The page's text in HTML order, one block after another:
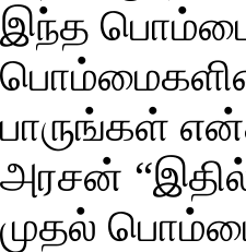
இந்த
பொம்மைகளின்
பாருங்கள்
அரசன்
முதல்